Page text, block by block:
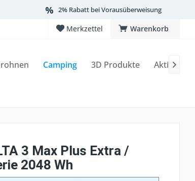
2% Rabatt bei Vorausüberweisung
Warenkorb
Merkzettel
Camping 3D Produkte Aktionen

3 Max Plus Extra /
2048 Wh